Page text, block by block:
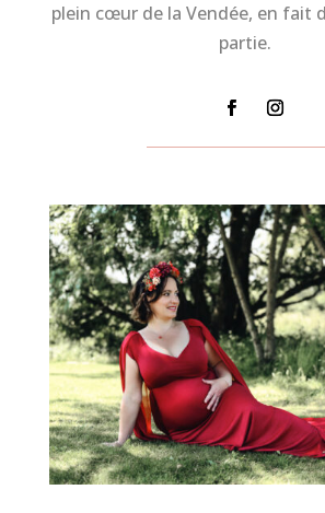
plein cœur de la Vendée, en fait
partie.